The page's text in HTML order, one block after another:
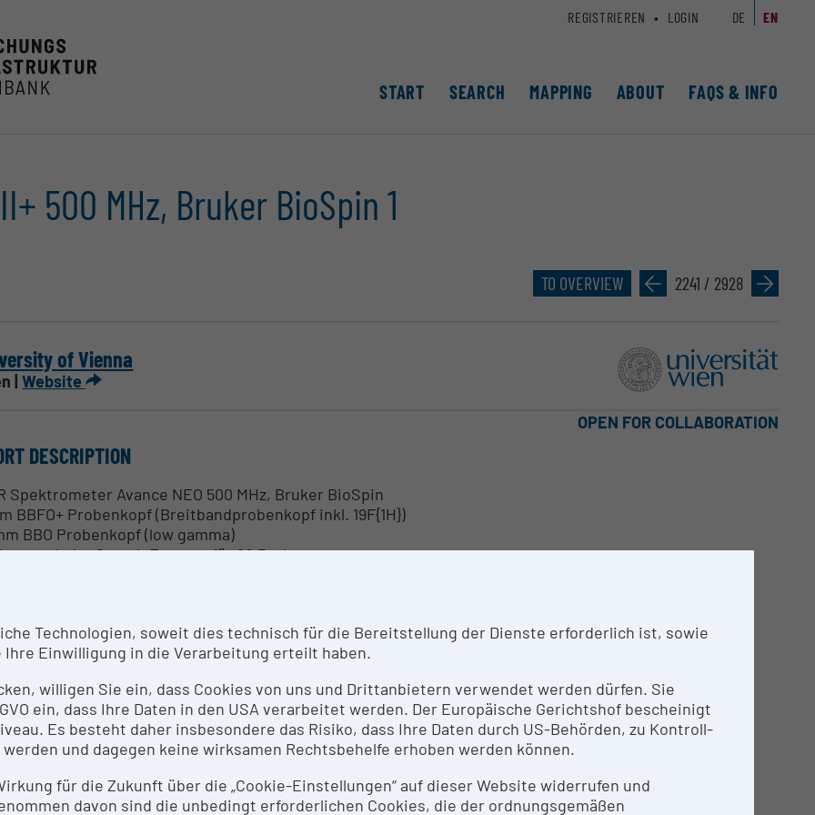
START SEARCH MAPPING ABOUT FAQS & INFO
REGISTRIEREN LOGIN DE EN
500 MHz, Bruker BioSpin 1
TO OVERVIEW » 2241 / 2928 »
of Vienna
|Website
OPEN FOR COLLABORATION
DESCRIPTION
Spektrometer Avance NEO 500 MHz, Bruker BioSpin
BBFO+ Probenkopf (Breitbandprobenkopf inkl. 19F{1H})
BBO Probenkopf (low gamma)
SampleExpress für 60 Proben
Kählig, Mathea Galanski
SERVICES
Rücksprache - Kontakt: Leiter/stellvertretenden Leiter des NMR Zentrums
Kählig,hanspeter.kaehlig@univie.ac.at
Sophia Galanski,mathea.galanski@univie.ac.at
Technologien, soweit dies technisch für die Bereitstellung der Dienste erforderlich ist, sowie
Einwilligung in die Verarbeitung erteilt haben.
willigen Sie ein, dass Cookies von uns und Drittanbietern verwendet werden dürfen. Sie
ein, dass Ihre Daten in den USA verarbeitet werden. Der Europäische Gerichtshof bescheinigt
Es besteht daher insbesondere das Risiko, dass Ihre Daten durch US-Behörden, zu Kontroll-
und dagegen keine wirksamen Rechtsbehelfe erhoben werden können.
für die Zukunft über die „Cookie-Einstellungen“ auf dieser Website widerrufen und
davon sind die unbedingt erforderlichen Cookies, die der ordnungsgemäßen